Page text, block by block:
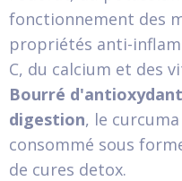
fonctionnement des
propriétés anti-
C, du calcium et des
Bourré
digestion, le
consommé sous
de cures detox.